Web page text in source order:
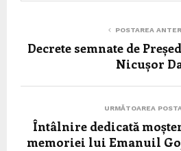
POSTAREA
Decrete semnate de
Nicușor
URMĂTOAREA
Întâlnire dedicată
memoriei lui Emanuil